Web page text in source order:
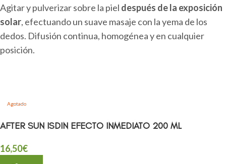
Agitar y pulverizar sobre la piel después de la exposición
solar, efectuando un suave masaje con la yema de los
dedos. Difusión continua, homogénea y en cualquier
posición.
Agotado
AFTER SUN ISDIN EFECTO INMEDIATO 200 ML
16,50€